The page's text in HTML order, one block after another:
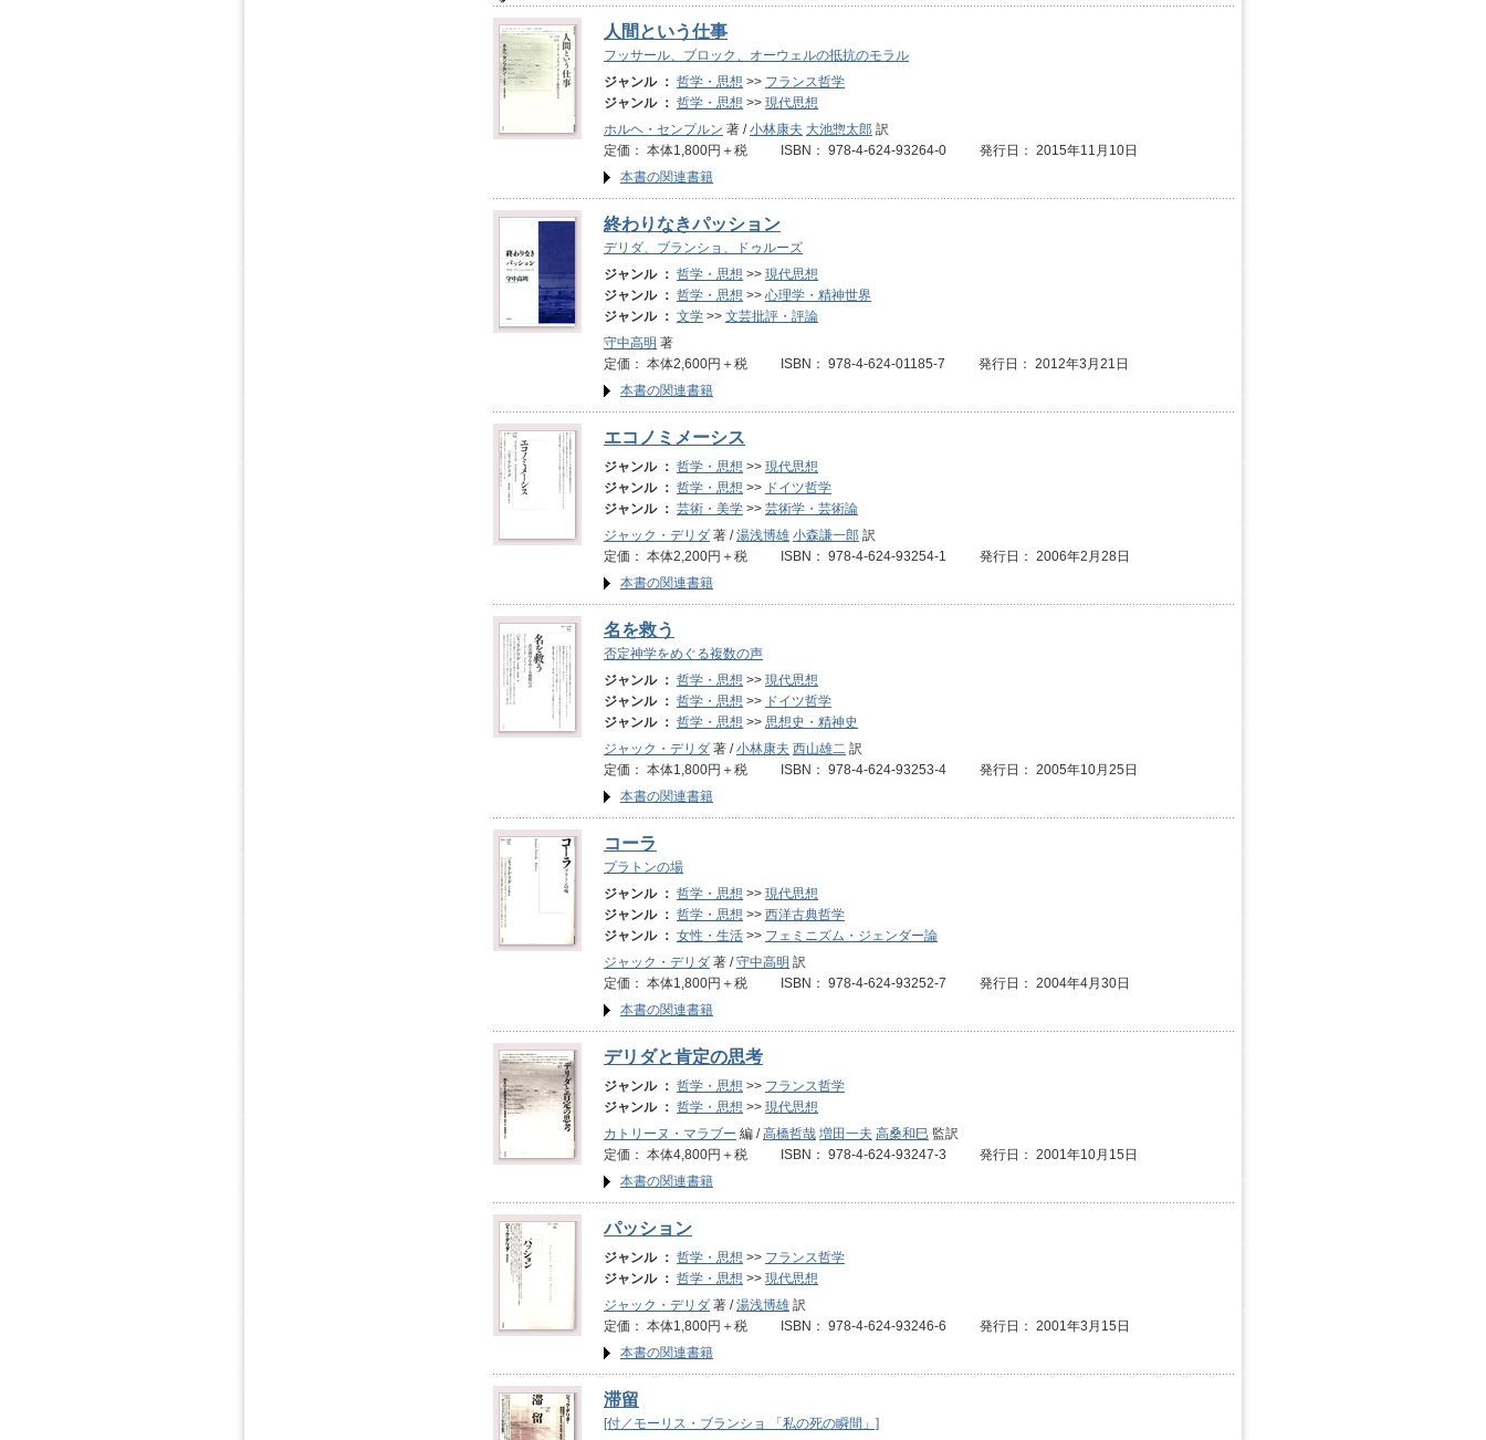
人間という仕事
フッサール、ブロック、オーウェルの抵抗のモラル
ジャンル ： 哲学・思想 >> フランス哲学
ジャンル ： 哲学・思想 >> 現代思想
ホルヘ・センプルン 著 /小林康夫 大池惣太郎 訳
定価： 本体1,800円＋税 ISBN： 978-4-624-93264-0 発行日： 2015年11月10日
本書の関連書籍
終わりなきパッション
デリダ、ブランショ、ドゥルーズ
ジャンル ： 哲学・思想 >> 現代思想
ジャンル ： 哲学・思想 >> 心理学・精神世界
ジャンル ： 文学 >> 文芸批評・評論
守中高明 著
定価： 本体2,600円＋税 ISBN： 978-4-624-01185-7 発行日： 2012年3月21日
本書の関連書籍
エコノミメーシス
ジャンル ： 哲学・思想 >> 現代思想
ジャンル ： 哲学・思想 >> ドイツ哲学
ジャンル ： 芸術・美学 >> 芸術学・芸術論
ジャック・デリダ 著 /湯浅博雄 小森謙一郎 訳
定価： 本体2,200円＋税 ISBN： 978-4-624-93254-1 発行日： 2006年2月28日
本書の関連書籍
名を救う
否定神学をめぐる複数の声
ジャンル ： 哲学・思想 >> 現代思想
ジャンル ： 哲学・思想 >> ドイツ哲学
ジャンル ： 哲学・思想 >> 思想史・精神史
ジャック・デリダ 著 /小林康夫 西山雄二 訳
定価： 本体1,800円＋税 ISBN： 978-4-624-93253-4 発行日： 2005年10月25日
本書の関連書籍
コーラ
プラトンの場
ジャンル ： 哲学・思想 >> 現代思想
ジャンル ： 哲学・思想 >> 西洋古典哲学
ジャンル ： 女性・生活 >> フェミニズム・ジェンダー論
ジャック・デリダ 著 /守中高明 訳
定価： 本体1,800円＋税 ISBN： 978-4-624-93252-7 発行日： 2004年4月30日
本書の関連書籍
デリダと肯定の思考
ジャンル ： 哲学・思想 >> フランス哲学
ジャンル ： 哲学・思想 >> 現代思想
カトリーヌ・マラブー 編 /高橋哲哉 増田一夫 高桑和巳 監訳
定価： 本体4,800円＋税 ISBN： 978-4-624-93247-3 発行日： 2001年10月15日
本書の関連書籍
パッション
ジャンル ： 哲学・思想 >> フランス哲学
ジャンル ： 哲学・思想 >> 現代思想
ジャック・デリダ 著 /湯浅博雄 訳
定価： 本体1,800円＋税 ISBN： 978-4-624-93246-6 発行日： 2001年3月15日
本書の関連書籍
滞留
[付／モーリス・ブランショ 「私の死の瞬間」]